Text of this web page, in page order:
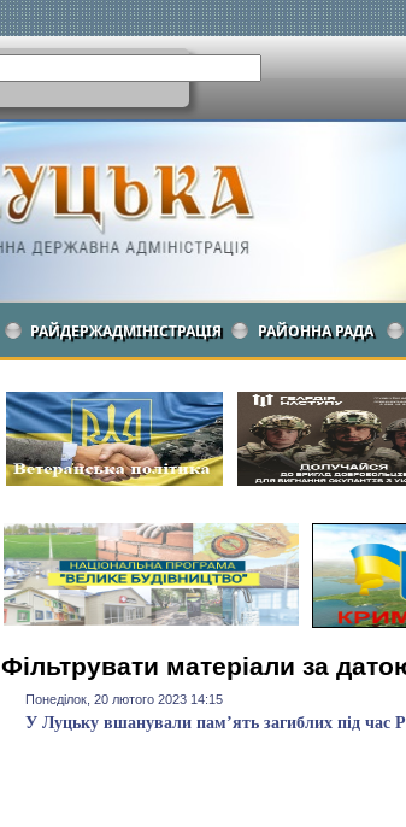
РАЙДЕРЖАДМІНІСТРАЦІЯ РАЙОННА РАДА
Фільтрувати матеріали за
Понеділок, 20 лютого 2023 14:15
У Луцьку вшанували пам’ять загиблих під час